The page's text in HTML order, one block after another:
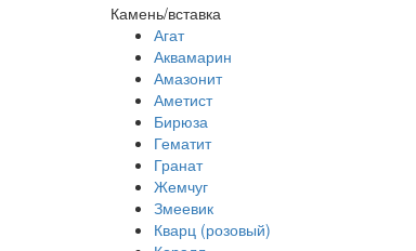
Камень/вставка
Агат
Аквамарин
Амазонит
Аметист
Бирюза
Гематит
Гранат
Жемчуг
Змеевик
Кварц (розовый)